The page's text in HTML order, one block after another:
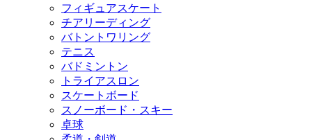
フィギュアスケート
チアリーディング
バトントワリング
テニス
バドミントン
トライアスロン
スケートボード
スノーボード・スキー
卓球